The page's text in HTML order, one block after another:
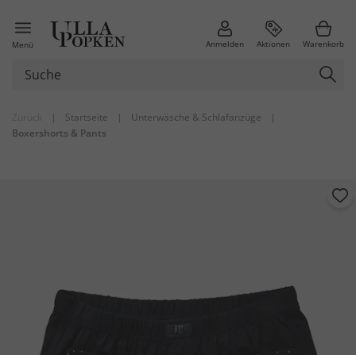
Menü Anmelden Aktionen Warenkorb
| Startseite | Unterwäsche & Schlafanzüge
|
Boxershorts & Pants